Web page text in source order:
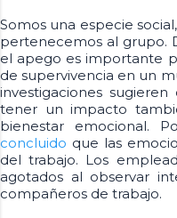
Somos una especie
pertenecemos al grupo.
el apego es importante
de supervivencia en un
investigaciones
tener un impacto
bienestar emocional.
concluido que las
del trabajo. Los
agotados al observar
compañeros de trabajo.